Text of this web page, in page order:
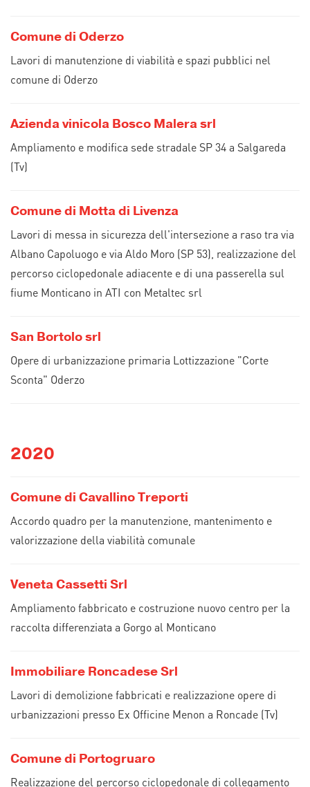
Comune di Oderzo
Lavori di manutenzione di viabilità e spazi pubblici nel
comune di Oderzo
Azienda vinicola Bosco Malera srl
Ampliamento e modifica sede stradale SP 34 a Salgareda
(Tv)
Comune di Motta di Livenza
Lavori di messa in sicurezza dell'intersezione a raso tra via
Albano Capoluogo e via Aldo Moro (SP 53), realizzazione del
percorso ciclopedonale adiacente e di una passerella sul
fiume Monticano in ATI con Metaltec srl
San Bortolo srl
Opere di urbanizzazione primaria Lottizzazione "Corte
Sconta" Oderzo
2020
Comune di Cavallino Treporti
Accordo quadro per la manutenzione, mantenimento e
valorizzazione della viabilità comunale
Veneta Cassetti Srl
Ampliamento fabbricato e costruzione nuovo centro per la
raccolta differenziata a Gorgo al Monticano
Immobiliare Roncadese Srl
Lavori di demolizione fabbricati e realizzazione opere di
urbanizzazioni presso Ex Officine Menon a Roncade (Tv)
Comune di Portogruaro
Realizzazione del percorso ciclopedonale di collegamento